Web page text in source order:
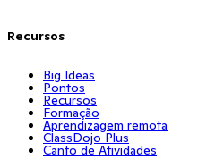
Recursos
Big Ideas
Pontos
Recursos
Formação
Aprendizagem remota
ClassDojo Plus
Canto de Atividades